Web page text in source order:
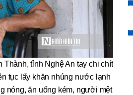
Thành, tỉnh Nghệ An tay chi chít
tục lấy khăn nhúng nước lạnh
nóng, ăn uống kém, người mệt